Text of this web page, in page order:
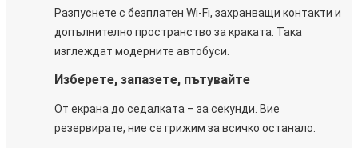
Разпуснете с безплатен Wi-Fi, захранващи контакти и
допълнително пространство за краката. Така
изглеждат модерните автобуси.
Изберете, запазете, пътувайте
От екрана до седалката – за секунди. Вие
резервирате, ние се грижим за всичко останало.